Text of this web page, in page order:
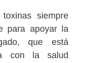
siempre
para apoyar la
que está
con la salud